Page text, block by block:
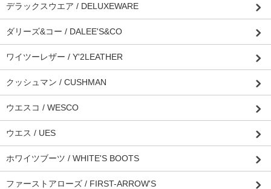
デラックスウエア / DELUXEWARE
ダリーズ&コー / DALEE'S&CO
ワイツーレザー / Y'2LEATHER
クッシュマン / CUSHMAN
ウエスコ / WESCO
ウエス / UES
ホワイツブーツ / WHITE'S BOOTS
ファーストアローズ / FIRST-ARROW'S